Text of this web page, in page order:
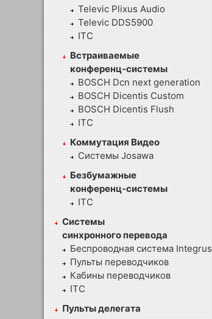
Televic Plixus Audio
Televic DDS5900
ITC
Встраиваемые
конференц-системы
BOSCH Dcn next generation
BOSCH Dicentis Custom
BOSCH Dicentis Flush
ITC
Коммутация Видео
Системы Josawa
Безбумажные
конференц-системы
ITC
Системы
синхронного перевода
Беспроводная система Integrus
Пульты переводчиков
Кабины переводчиков
ITC
Пульты делегата